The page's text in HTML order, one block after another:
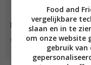
Benodigdheden:
schaal met een
Food and
vergelijkbare
slaan en in te
om onze website
gebruik van